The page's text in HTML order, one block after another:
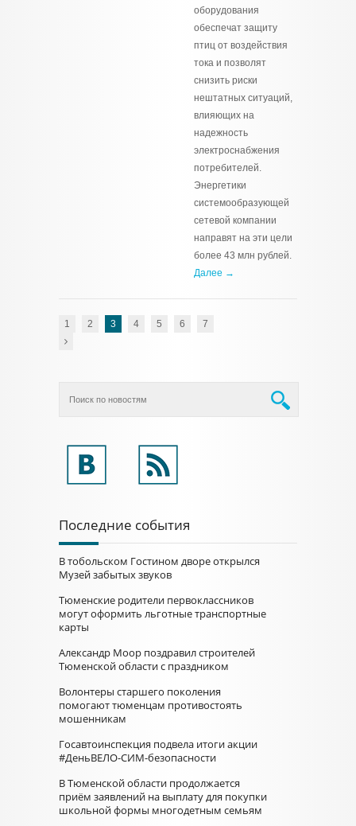
оборудования
обеспечат защиту
птиц от воздействия
тока и позволят
снизить риски
нештатных ситуаций,
влияющих на
надежность
электроснабжения
потребителей.
Энергетики
системообразующей
сетевой компании
направят на эти цели
более 43 млн рублей.
Далее →
1 2 3 4 5 6 7
Последние события
В тобольском Гостином дворе открылся
Музей забытых звуков
Тюменские родители первоклассников
могут оформить льготные транспортные
карты
Александр Моор поздравил строителей
Тюменской области с праздником
Волонтеры старшего поколения
помогают тюменцам противостоять
мошенникам
Госавтоинспекция подвела итоги акции
#ДеньВЕЛО-СИМ-безопасности
В Тюменской области продолжается
приём заявлений на выплату для покупки
школьной формы многодетным семьям